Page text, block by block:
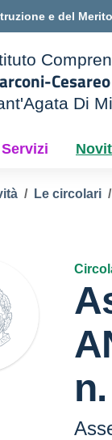
e del Merito
Cesareo
Di
Servizi
Le circolari